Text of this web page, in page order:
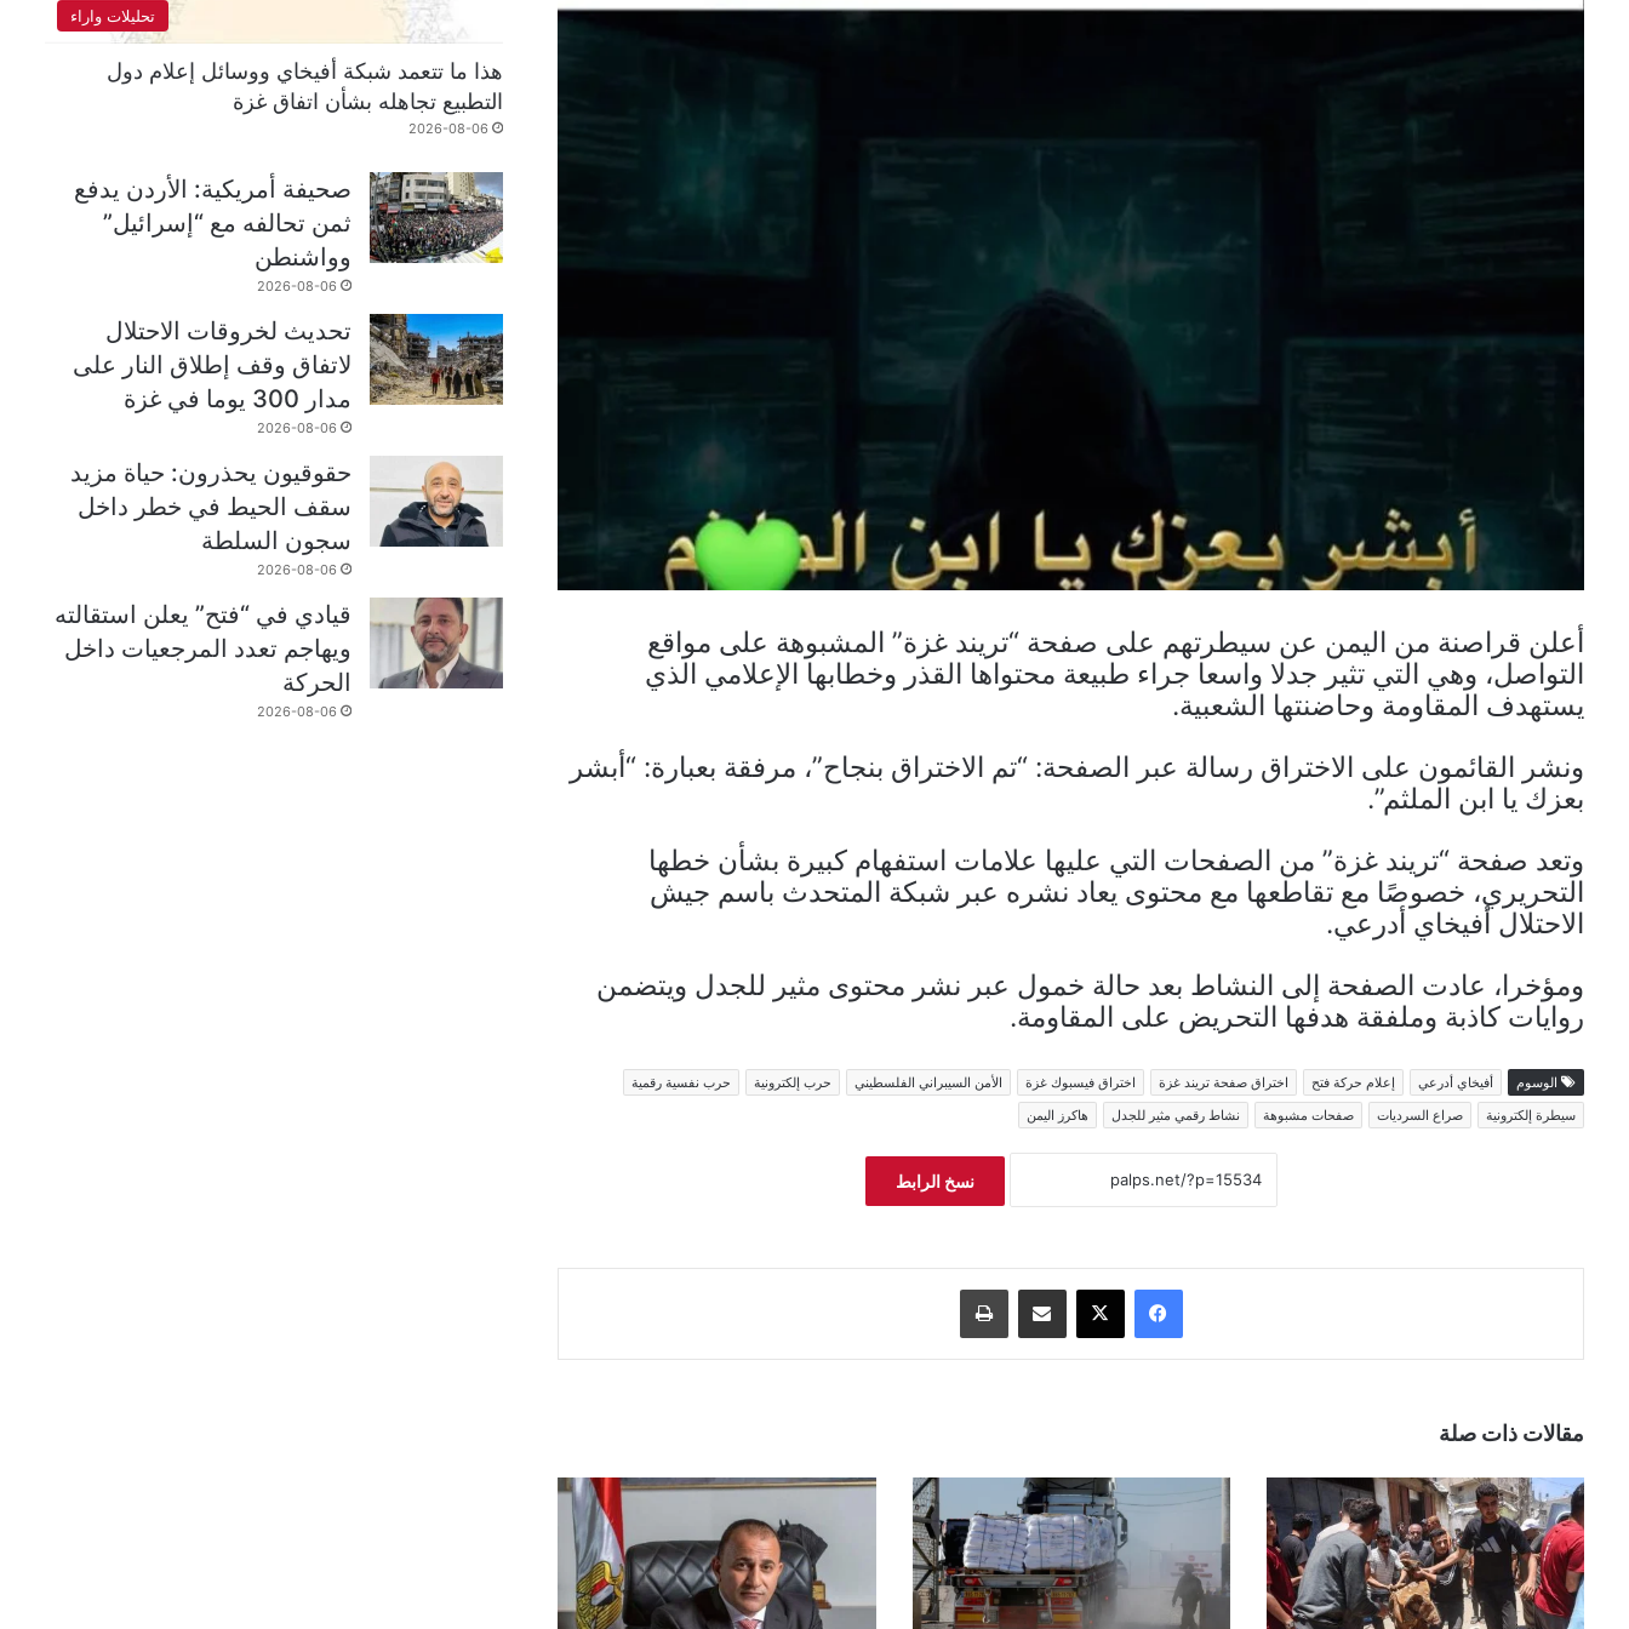
أعلن قراصنة من اليمن عن سيطرتهم على صفحة “تريند غزة” المشبوهة على مواقع
التواصل، وهي التي تثير جدلا واسعا جراء طبيعة محتواها القذر وخطابها الإعلامي الذي
يستهدف المقاومة وحاضنتها الشعبية.
ونشر القائمون على الاختراق رسالة عبر الصفحة: “تم الاختراق بنجاح”، مرفقة بعبارة: “أبشر
بعزك يا ابن الملثم”.
وتعد صفحة “تريند غزة” من الصفحات التي عليها علامات استفهام كبيرة بشأن خطها
التحريري، خصوصًا مع تقاطعها مع محتوى يعاد نشره عبر شبكة المتحدث باسم جيش
الاحتلال أفيخاي أدرعي.
ومؤخرا، عادت الصفحة إلى النشاط بعد حالة خمول عبر نشر محتوى مثير للجدل ويتضمن
روايات كاذبة وملفقة هدفها التحريض على المقاومة.
الوسوم أفيخاي أدرعي إعلام حركة فتح اختراق صفحة تريند غزة اختراق فيسبوك غزة الأمن السيبراني الفلسطيني حرب إلكترونية
حرب نفسية رقمية
سيطرة إلكترونية
صراع السرديات صفحات مشبوهة نشاط رقمي مثير للجدل هاكرز اليمن
نسخ الرابط
فيسبوك ‫X مشاركة عبر البريد طباعة
مقالات ذات صلة
تحليلات واراء
هذا ما تتعمد شبكة أفيخاي ووسائل إعلام دول
التطبيع تجاهله بشأن اتفاق غزة
2026-08-06
صحيفة أمريكية: الأردن يدفع
ثمن تحالفه مع “إسرائيل”
وواشنطن
2026-08-06
تحديث لخروقات الاحتلال
لاتفاق وقف إطلاق النار على
مدار 300 يوما في غزة
2026-08-06
حقوقيون يحذرون: حياة مزيد
سقف الحيط في خطر داخل
سجون السلطة
2026-08-06
قيادي في “فتح” يعلن استقالته
ويهاجم تعدد المرجعيات داخل
الحركة
2026-08-06